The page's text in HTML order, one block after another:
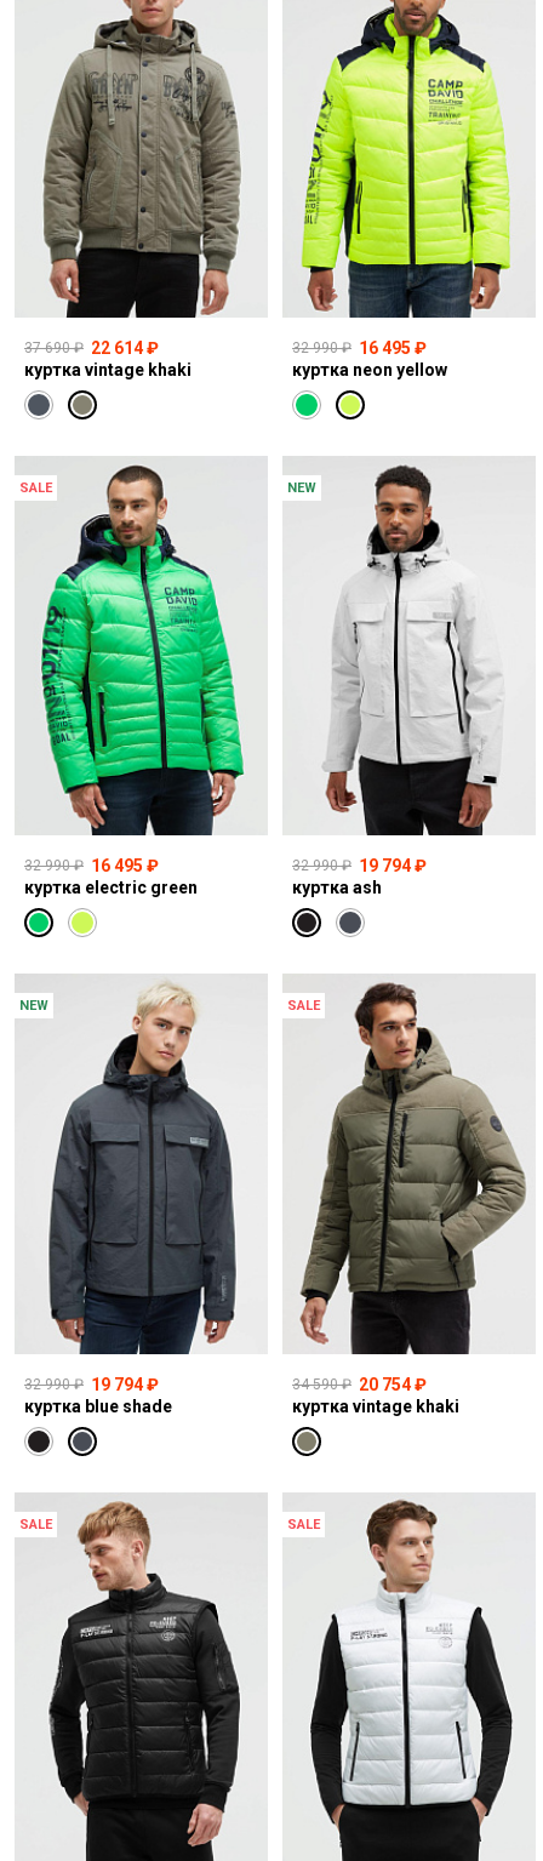
37 690 ₽ 22 614 ₽
куртка vintage khaki
32 990 ₽ 16 495 ₽
куртка neon yellow
SALE
32 990 ₽ 16 495 ₽
куртка electric green
NEW
32 990 ₽ 19 794 ₽
куртка ash
NEW
32 990 ₽ 19 794 ₽
куртка blue shade
SALE
34 590 ₽ 20 754 ₽
куртка vintage khaki
SALE SALE